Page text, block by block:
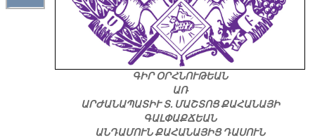
ԳԻՐ ՕՐՀՆՈՒԹԵԱՆ
ԱՌ
ԱՐԺԱՆԱՊԱՏԻՒ Տ. ՄԱՇՏՈՑ ՔԱՀԱՆԱՅԻ
ԳԱԼՓԱՔՃԵԱՆ
ԱՆԴԱՄՈՒՆ ՔԱՀԱՆԱՅԻՑ ԴԱՍՈՒՆ